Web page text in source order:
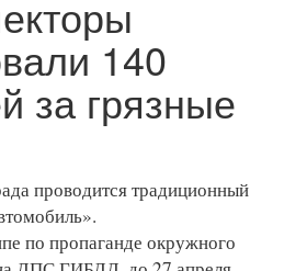
140
за грязные
проводится традиционный
по пропаганде окружного